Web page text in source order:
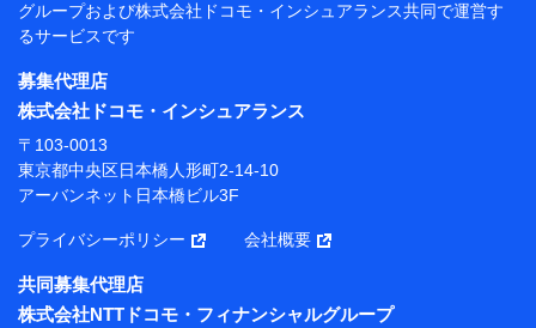
当社
株式会社NTTドコモ・フィナンシャルグループ
【利用目的】
当社または株式会社NTTドコモ・フィナンシャルグルー
プが提供する保険関連サービスにおけるユーザー登録受
付および管理のため
当社または株式会社NTTドコモ・フィナンシャルグルー
携会社の保険その他に関する情報を提供するため、また
維持管理等の委託業務遂行のため、またそれらに付帯、
関連する当社または株式会社NTTドコモ・フィナンシャ
ルグループおよび提携会社のサービスを案内、提供する
グループおよび株式会社ドコモ・インシュアランス共同で運営す
るサービスです
募集代理店
株式会社ドコモ・インシュアランス
〒103-0013
東京都中央区日本橋人形町2-14-10
アーバンネット日本橋ビル3F
プライバシーポリシー 会社概要
共同募集代理店
株式会社NTTドコモ・フィナンシャルグループ